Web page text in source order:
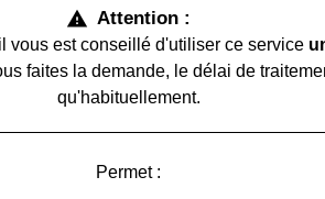
warning Attention :
vous est conseillé d'utiliser ce service
faites la demande, le délai de
qu'habituellement.
Permet :